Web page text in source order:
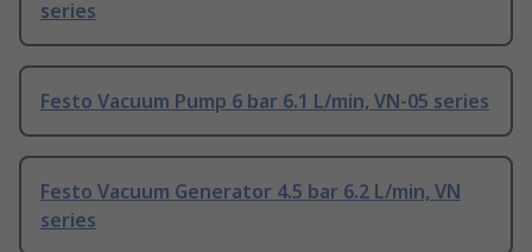
series
Festo Vacuum Pump 6 bar 6.1 L/min, VN-05 series
Festo Vacuum Generator 4.5 bar 6.2 L/min, VN
series